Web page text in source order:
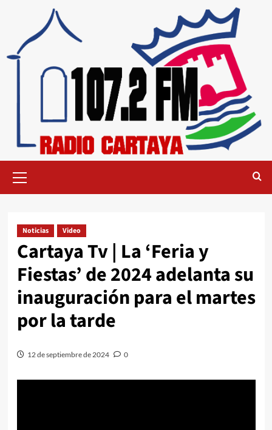
Noticias Video
Cartaya Tv | La ‘Feria y
Fiestas’ de 2024 adelanta su
inauguración para el martes
por la tarde
12 de septiembre de 2024 0